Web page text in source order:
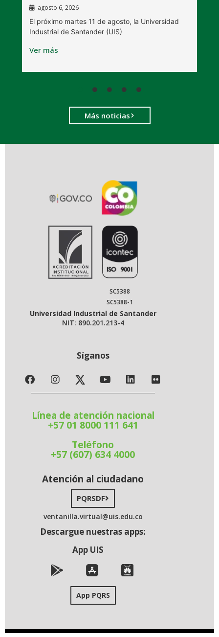
agosto 6, 2026
El próximo martes 11 de agosto, la Universidad
Industrial de Santander (UIS)
Ver más
Más noticias